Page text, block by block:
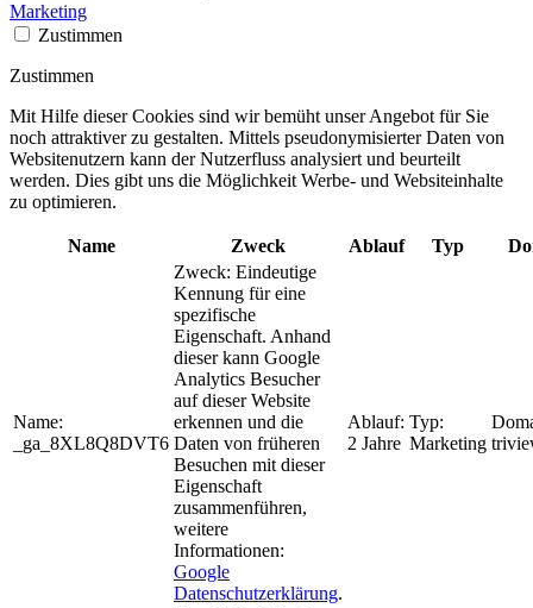
Marketing
Zustimmen
Zustimmen
Mit Hilfe dieser Cookies sind wir bemüht unser Angebot für Sie
noch attraktiver zu gestalten. Mittels pseudonymisierter Daten von
Websitenutzern kann der Nutzerfluss analysiert und beurteilt
werden. Dies gibt uns die Möglichkeit Werbe- und Websiteinhalte
zu optimieren.
Name Zweck Ablauf Typ
Name:
_ga_8XL8Q8DVT6
Zweck: Eindeutige
Kennung für eine
spezifische
Eigenschaft. Anhand
dieser kann Google
Analytics Besucher
auf dieser Website
erkennen und die
Daten von früheren
Besuchen mit dieser
Eigenschaft
zusammenführen,
weitere
Informationen:
Google
Datenschutzerklärung.
Ablauf:
2 Jahre
Typ:
Marketing